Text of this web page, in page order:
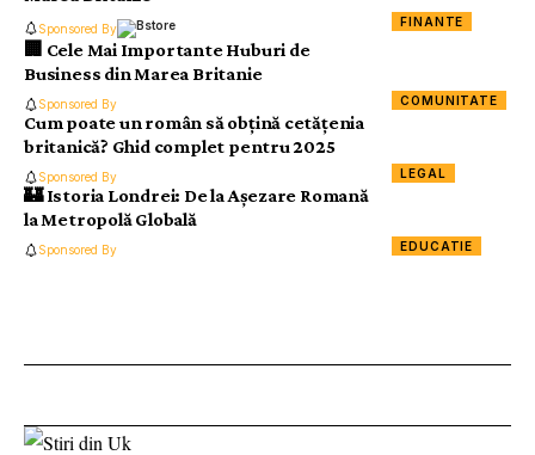
FINANTE
Sponsored By
COMUNITATE
🏢 Cele Mai Importante Huburi de
Business din Marea Britanie
Sponsored By
LEGAL
Cum poate un român să obțină cetățenia
britanică? Ghid complet pentru 2025
Sponsored By
EDUCATIE
🏰 Istoria Londrei: De la Așezare Romană
la Metropolă Globală
Sponsored By